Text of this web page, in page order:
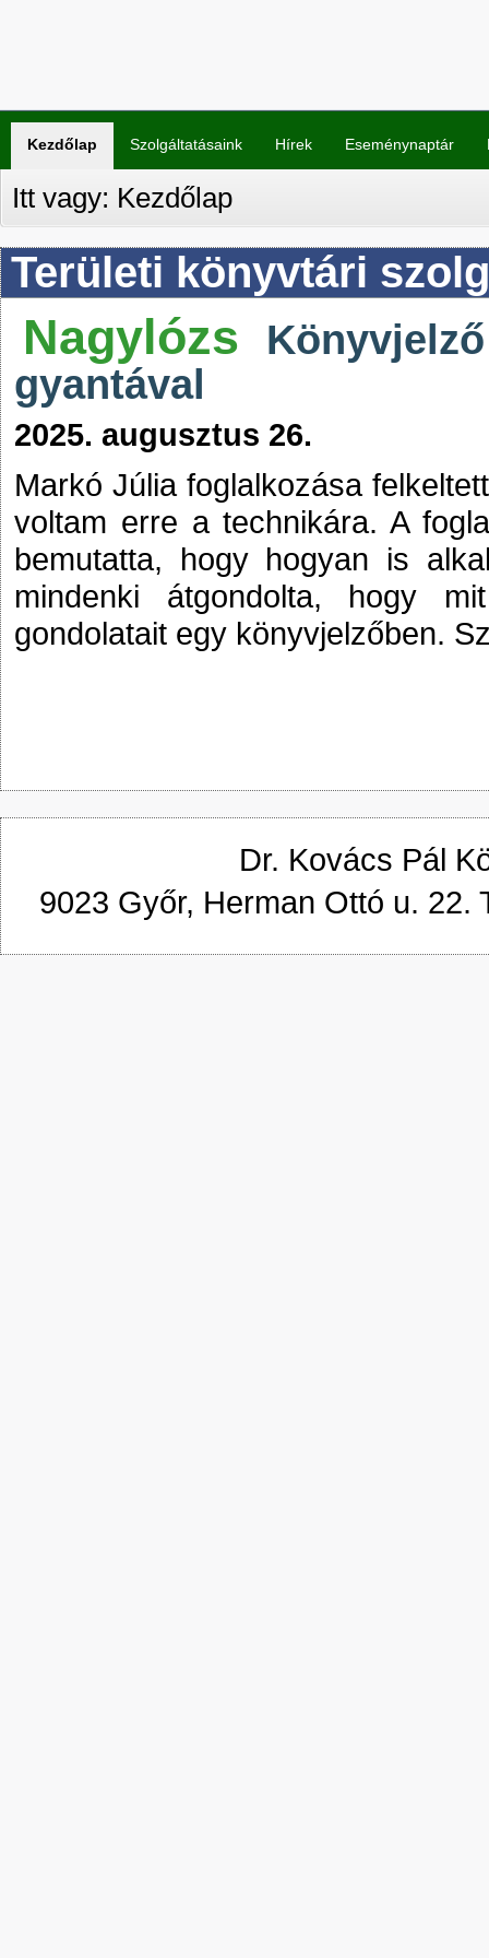
Kezdőlap Szolgáltatásaink Hírek Eseménynaptár
Itt vagy: Kezdőlap
Területi könyvtári
Nagylózs
gyantával
2025. augusztus 26.
Markó Júlia foglalkozása
voltam erre a technikára. A
bemutatta, hogy hogyan is
mindenki átgondolta, hogy
gondolatait egy könyvjelzőben.
Dr. Kovács Pál
9023 Győr, Herman Ottó u. 22.